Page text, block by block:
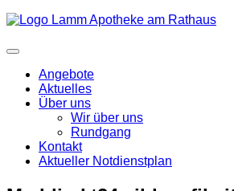
Angebote
Aktuelles
Über uns
Wir über uns
Rundgang
Kontakt
Aktueller Notdienstplan